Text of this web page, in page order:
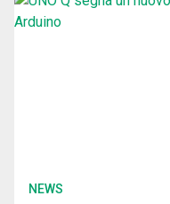
NEWS